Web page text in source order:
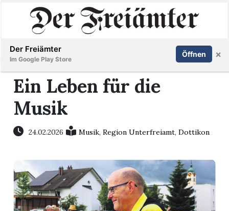
Immobilien
Veranstaltungen
Stellen
E-
Paper
Inserieren Abonnieren Anmelden
Ein Leben für die
Musik
24.02.2026 Musik,Region Unterfreiamt,Dottikon
Der Freiämter
Im Google Play Store
Öffnen ×